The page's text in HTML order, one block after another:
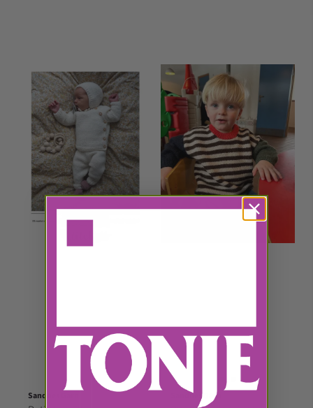
Sandnes Garn Sandnes Garn